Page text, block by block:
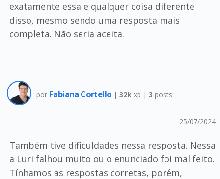
exatamente essa e qualquer coisa diferente
disso, mesmo sendo uma resposta mais
completa. Não seria aceita.
por Fabiana Cortello | 32k xp | 3 posts
25/07/2024
Também tive dificuldades nessa resposta. Nessa
a Luri falhou muito ou o enunciado foi mal feito.
Tínhamos as respostas corretas, porém,